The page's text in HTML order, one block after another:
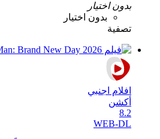
بدون اختيار
بدون اختيار
تصفية
افلام اجنبي
أكشن
8.2
WEB-DL